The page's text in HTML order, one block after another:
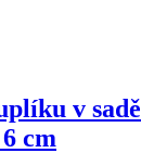
v sadě
cm